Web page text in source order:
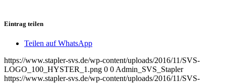
Eintrag teilen
Teilen auf WhatsApp
https://www.stapler-svs.de/wp-content/uploads/2016/11/SVS-
LOGO_100_HYSTER_1.png 0 0 Admin_SVS_Stapler
https://www.stapler-svs.de/wp-content/uploads/2016/11/SVS-